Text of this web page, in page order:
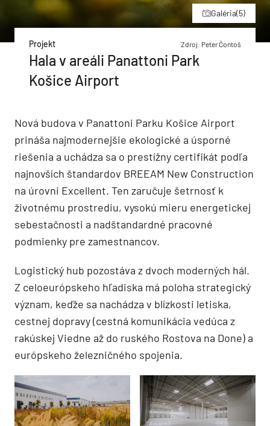
Galéria(5)
Projekt Zdroj: Peter Čontoš
Hala v areáli Panattoni Park
Košice Airport
Nová budova v Panattoni Parku Košice Airport
prináša najmodernejšie ekologické a úsporné
riešenia a uchádza sa o prestížny certifikát podľa
najnovších štandardov BREEAM New Construction
na úrovni Excellent. Ten zaručuje šetrnosť k
životnému prostrediu, vysokú mieru energetickej
sebestačnosti a nadštandardné pracovné
podmienky pre zamestnancov.
Logistický hub pozostáva z dvoch moderných hál.
Z celoeurópskeho hľadiska má poloha strategický
význam, keďže sa nachádza v blízkosti letiska,
cestnej dopravy (cestná komunikácia vedúca z
rakúskej Viedne až do ruského Rostova na Done) a
európskeho železničného spojenia.